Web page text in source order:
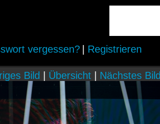
vergessen? Registrieren
Bild Übersicht| Nächstes Bild